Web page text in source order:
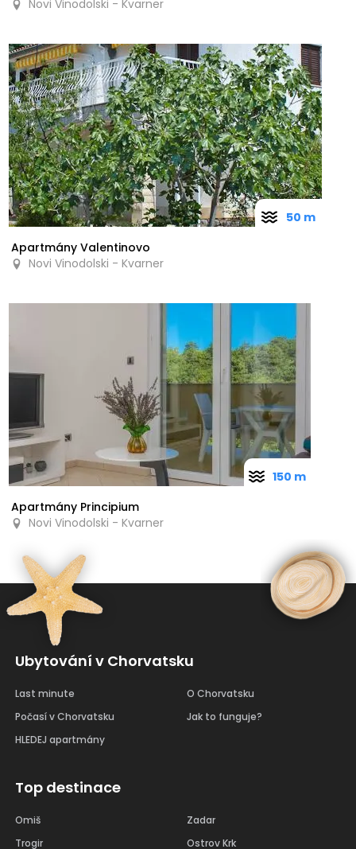
Novi Vinodolski - Kvarner
Apartmány Valentinovo
Novi Vinodolski - Kvarner
50 m
Apartmány Principium
Novi Vinodolski - Kvarner
150 m
Ubytování v Chorvatsku
Last minute
Počasí v Chorvatsku
HLEDEJ apartmány
O Chorvatsku
Jak to funguje?
Top destinace
Omiš
Trogir
Zadar
Ostrov Krk